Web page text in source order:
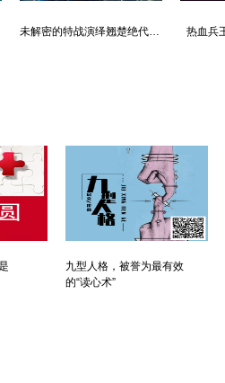
未解密的特战演绎翘楚绝代华彩 热血兵王引燃都市血雨腥风
九型人格，被誉为最有效
的“读心术”